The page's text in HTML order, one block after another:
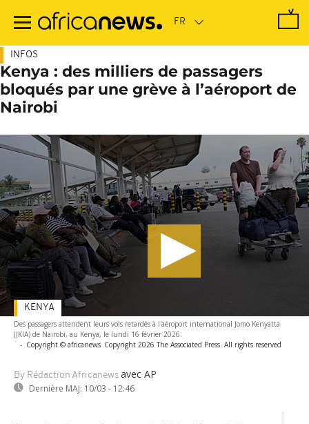
contenu
INFOS
Kenya : des milliers de passagers
bloqués par une grève à l’aéroport de
Nairobi
Des passagers attendent leurs vols retardés à l'aéroport international Jomo Kenyatta
(JKIA) de Nairobi, au Kenya, le lundi 16 février 2026.
- Copyright © africanews Copyright 2026 The Associated Press. All rights reserved
By Rédaction Africanews avec AP
Dernière MAJ: 10/03 - 12:46
KENYA